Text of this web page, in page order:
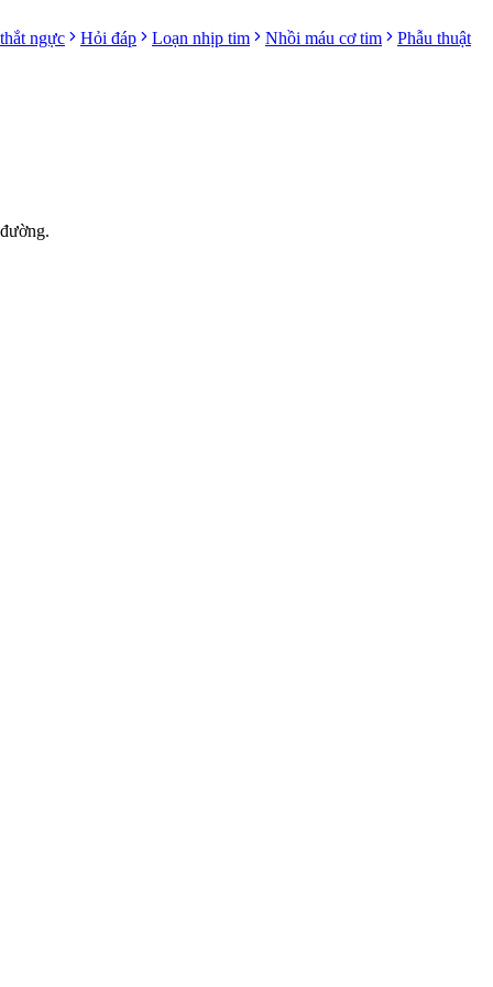
ngực Hỏi đáp Loạn nhịp tim Nhồi máu cơ tim
Phẫu thuật